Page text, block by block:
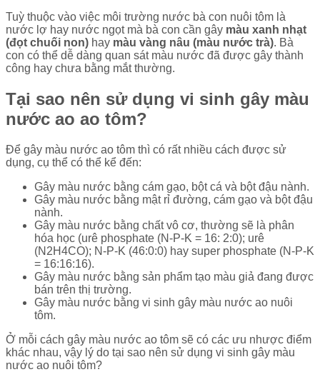
Tuỳ thuộc vào việc môi trường nước bà con nuôi tôm là
nước lợ hay nước ngọt mà bà con cần gây màu xanh nhạt
(đọt chuối non) hay màu vàng nâu (màu nước trà). Bà
con có thể dễ dàng quan sát màu nước đã được gây thành
công hay chưa bằng mắt thường.
Tại sao nên sử dụng vi sinh gây màu
nước ao ao tôm?
Để gây màu nước ao tôm thì có rất nhiều cách được sử
dụng, cụ thể có thể kể đến:
Gây màu nước bằng cám gạo, bột cá và bột đậu nành.
Gây màu nước bằng mật rỉ đường, cám gạo và bột đậu
nành.
Gây màu nước bằng chất vô cơ, thường sẽ là phân
hóa học (urê phosphate (N-P-K = 16: 2:0); urê
(N2H4CO); N-P-K (46:0:0) hay super phosphate (N-P-K
= 16:16:16).
Gây màu nước bằng sản phẩm tạo màu giả đang được
bán trên thị trường.
Gây màu nước bằng vi sinh gây màu nước ao nuôi
tôm.
Ở mỗi cách gây màu nước ao tôm sẽ có các ưu nhược điểm
khác nhau, vậy lý do tại sao nên sử dụng vi sinh gây màu
nước ao nuôi tôm?